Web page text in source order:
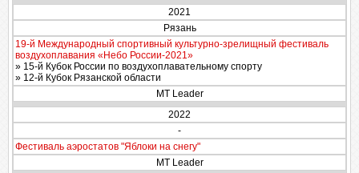
2021
Рязань
19-й Международный спортивный культурно-зрелищный фестиваль
воздухоплавания «Небо России-2021»
» 15-й Кубок России по воздухоплавательному спорту
» 12-й Кубок Рязанской области
MT Leader
2022
-
Фестиваль аэростатов "Яблоки на снегу"
MT Leader